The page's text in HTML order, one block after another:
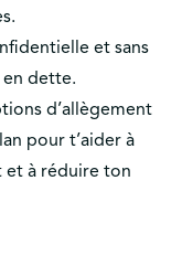
et sans
en dette.
d’allègement
pour t’aider à
et à réduire ton